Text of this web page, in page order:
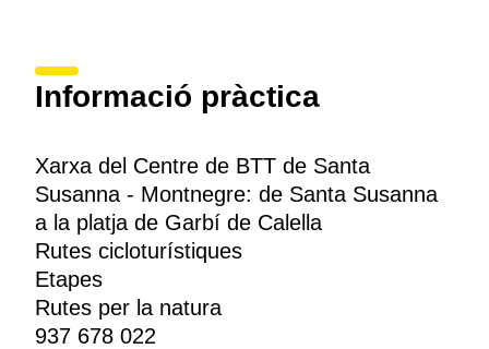
Informació pràctica
Xarxa del Centre de BTT de Santa
Susanna - Montnegre: de Santa Susanna
a la platja de Garbí de Calella
Rutes cicloturístiques
Etapes
Rutes per la natura
937 678 022